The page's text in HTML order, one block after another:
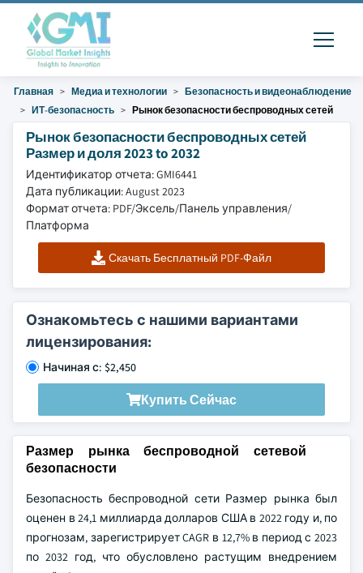
Главная Медиа и технологии
Безопасность и видеонаблюдение
ИТ-безопасность
Рынок безопасности беспроводных сетей
Рынок безопасности беспроводных сетей
Размер и доля 2023 to 2032
Идентификатор отчета: GMI6441
Дата публикации: August 2023
Формат отчета: PDF/Эксель/Панель управления/
Платформа
Скачать Бесплатный PDF-Файл
Ознакомьтесь с нашими вариантами
лицензирования:
Начиная с: $2,450
Купить Сейчас
Размер рынка беспроводной сетевой
безопасности
Безопасность беспроводной сети Размер рынка был
оценен в 24,1 миллиарда долларов США в 2022 году и, по
прогнозам, зарегистрирует CAGR в 12,7% в период с 2023
по 2032 год, что обусловлено растущим внедрением